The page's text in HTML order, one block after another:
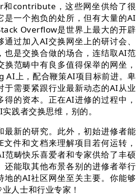
contribute，这些网坐供给了很
是一个抱负的处所，但有大量的AI
Overflow是世界上最大的开辟
过加入AI交换网坐上的研讨会、
也是交换合做的场合，连结取AI范
范畴中有良多值得保举的网坐，
AI上，配合鞭策AI项目标前进。卑
于需要紧跟行业最新动态的AI从业
的资本。正在AI进修的过程中，
践者交换思维，别的。
新的研究。此外，初始进修者能
文件和文档来理解项目若何运转，
范畴快乐喜爱者和专家供给了丰硕
还能取其他布景各别的进修者举行
地的AI社区网坐至关主要。你能够
人士和行业专家！